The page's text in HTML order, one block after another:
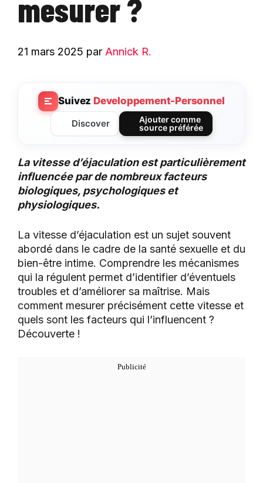
mesurer ?
21 mars 2025 par Annick R.
Suivez Developpement-Personnel
Discover
Ajouter comme
source préférée
La vitesse d’éjaculation est particulièrement
influencée par de nombreux facteurs
biologiques, psychologiques et
physiologiques.
La vitesse d’éjaculation est un sujet souvent
abordé dans le cadre de la santé sexuelle et du
bien-être intime. Comprendre les mécanismes
qui la régulent permet d’identifier d’éventuels
troubles et d’améliorer sa maîtrise. Mais
comment mesurer précisément cette vitesse et
quels sont les facteurs qui l’influencent ?
Découverte !